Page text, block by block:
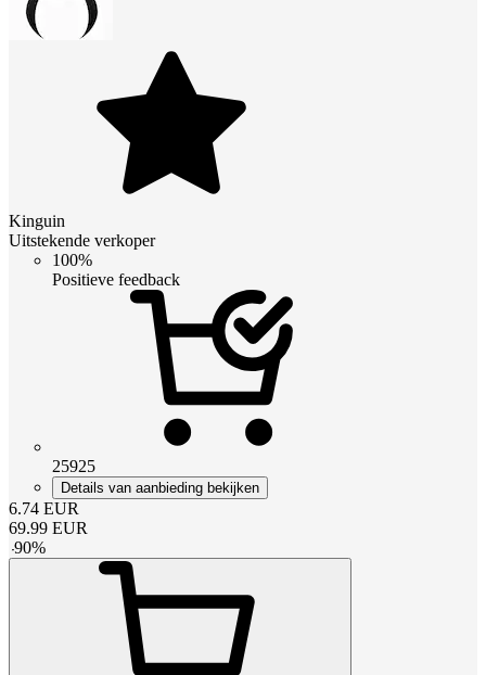
Kinguin
Uitstekende verkoper
100%
Positieve feedback
25925
Details van aanbieding bekijken
6.74 EUR
69.99 EUR
-90%